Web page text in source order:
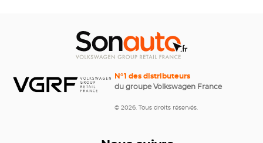
N°1 des distributeurs
du groupe Volkswagen France
© 2026. Tous droits réservés.